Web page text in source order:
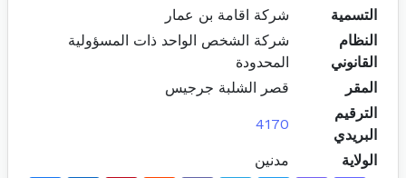
التسمية
شركة اقامة بن عمار
النظام
القانوني
شركة الشخص الواحد ذات المسؤولية
المحدودة
المقر
قصر الشلبة جرجيس
الترقيم
البريدي
4170
الولاية مدنين